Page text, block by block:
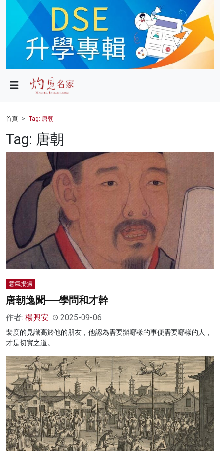
政局
財經
健康
商業
科技
影片
名家榜
灼見活動
首頁 Tag: 唐朝
Tag: 唐朝
意氣揚揚
唐朝逸聞──學問和才幹
作者: 楊興安 2025-09-06
裴度的見識高於他的朋友，他認為需要辦哪樣的事便需要哪樣的人，
才是切實之道。